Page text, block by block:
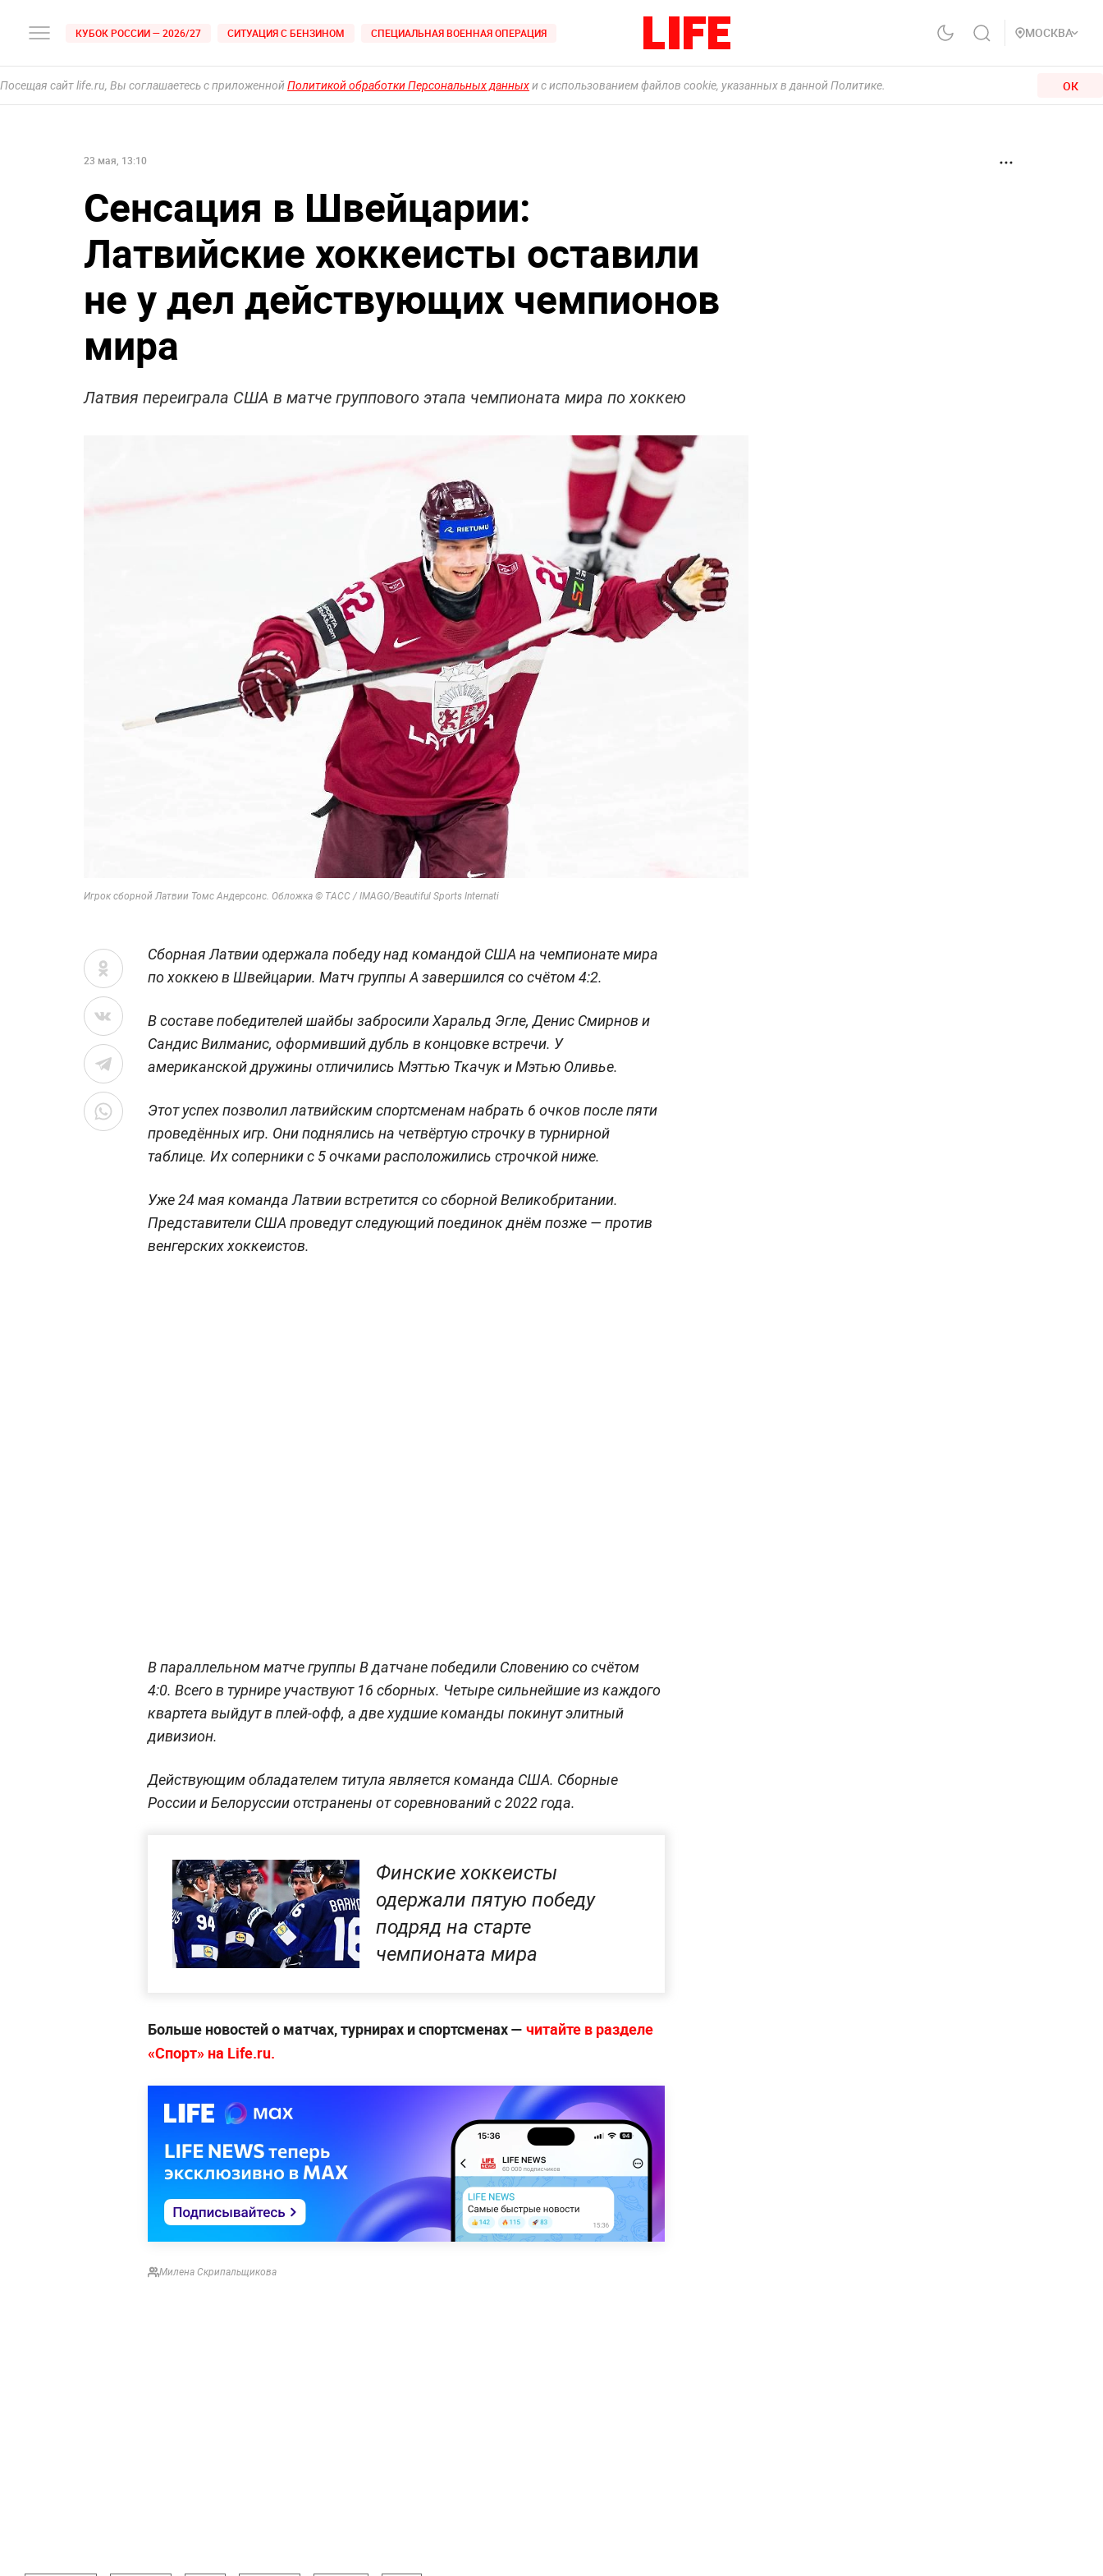
КУБОК РОССИИ — 2026/27 СИТУАЦИЯ С БЕНЗИНОМ СПЕЦИАЛЬНАЯ ВОЕННАЯ ОПЕРАЦИЯ МОСКВА
Посещая сайт life.ru, Вы соглашаетесь с приложеннойПолитикой обработки Персональных данныхи с использованием файлов cookie, указанных в данной Политике. ОК
23 мая, 13:10
Сенсация в Швейцарии:
Латвийские хоккеисты оставили
не у дел действующих чемпионов
мира
Латвия переиграла США в матче группового этапа чемпионата мира по хоккею
Игрок сборной Латвии Томс Андерсонс. Обложка © ТАСС / IMAGO/Beautiful Sports Internati
Сборная Латвии одержала победу над командой США на чемпионате мира
по хоккею в Швейцарии. Матч группы А завершился со счётом 4:2.
В составе победителей шайбы забросили Харальд Эгле, Денис Смирнов и
Сандис Вилманис, оформивший дубль в концовке встречи. У
американской дружины отличились Мэттью Ткачук и Мэтью Оливье.
Этот успех позволил латвийским спортсменам набрать 6 очков после пяти
проведённых игр. Они поднялись на четвёртую строчку в турнирной
таблице. Их соперники с 5 очками расположились строчкой ниже.
Уже 24 мая команда Латвии встретится со сборной Великобритании.
Представители США проведут следующий поединок днём позже — против
венгерских хоккеистов.
В параллельном матче группы В датчане победили Словению со счётом
4:0. Всего в турнире участвуют 16 сборных. Четыре сильнейшие из каждого
квартета выйдут в плей-офф, а две худшие команды покинут элитный
дивизион.
Действующим обладателем титула является команда США. Сборные
России и Белоруссии отстранены от соревнований с 2022 года.
Финские хоккеисты
одержали пятую победу
подряд на старте
чемпионата мира
Больше новостей о матчах, турнирах и спортсменах — читайте в разделе
«Спорт» на Life.ru.
Милена Скрипальщикова